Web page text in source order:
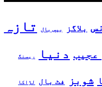
بلاگز بیس بال
تازہ
عجیب دنیا ریسنگ
شوبز فٹ بال لڑاکا